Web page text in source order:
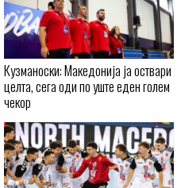
Кузманоски: Македонија ја оствари
целта, сега оди по уште еден голем
чекор